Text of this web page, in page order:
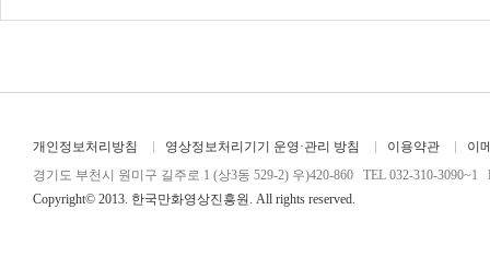
개인정보처리방침 영상정보처리기기 운영·관리 방침 이용약관
이
경기도 부천시 원미구 길주로 1 (상3동 529-2) 우)420-860 TEL 032-310-3090~1
Copyright© 2013. 한국만화영상진흥원. All rights reserved.